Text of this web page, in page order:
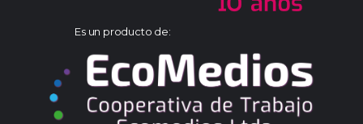
Es un producto de: